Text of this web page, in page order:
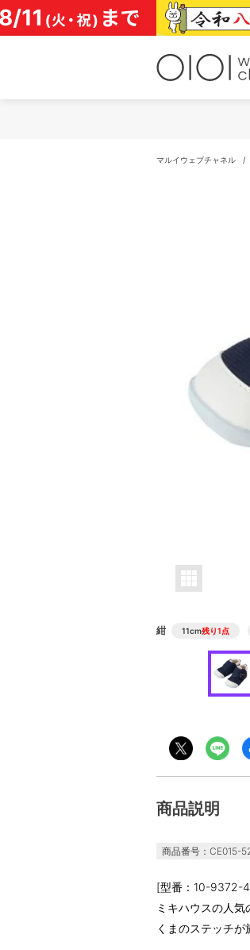
コ
ン
テ
マルイウェブチャネル /
紺 11cm残り1点
商品説明
商品番号：CE015-
[型番：10-9372-
ミキハウスの人気
くまのステッチが